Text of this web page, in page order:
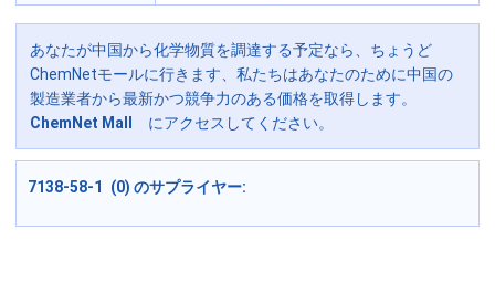
あなたが中国から化学物質を調達する予定なら、ちょうど
ChemNetモールに行きます、私たちはあなたのために中国の
製造業者から最新かつ競争力のある価格を取得します。
ChemNet Mall
にアクセスしてください。
7138-58-1 (0) のサプライヤー: